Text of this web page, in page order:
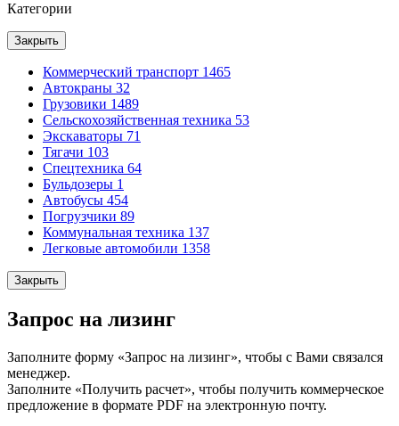
Категории
Закрыть
Коммерческий транспорт 1465
Автокраны 32
Грузовики 1489
Сельскохозяйственная техника 53
Экскаваторы 71
Тягачи 103
Спецтехника 64
Бульдозеры 1
Автобусы 454
Погрузчики 89
Коммунальная техника 137
Легковые автомобили 1358
Закрыть
Запрос на лизинг
Заполните форму «Запрос на лизинг», чтобы с Вами связался
менеджер.
Заполните «Получить расчет», чтобы получить коммерческое
предложение в формате PDF на электронную почту.